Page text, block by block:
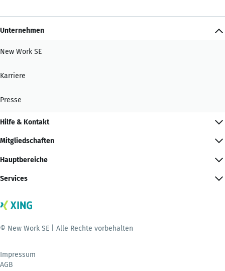
Unternehmen
New Work SE
Karriere
Presse
Hilfe & Kontakt
Mitgliedschaften
Hauptbereiche
Services
© New Work SE | Alle Rechte vorbehalten
Impressum
AGB